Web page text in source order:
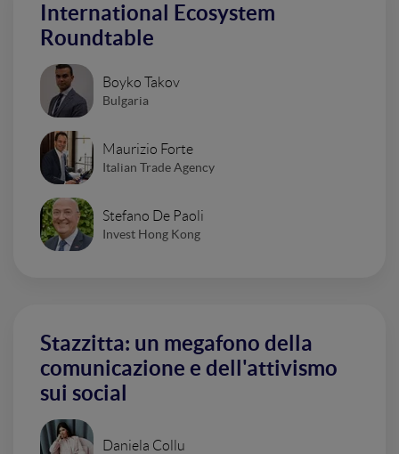
International Ecosystem
Roundtable
Boyko Takov
Bulgaria
Maurizio Forte
Italian Trade Agency
Stefano De Paoli
Invest Hong Kong
Stazzitta: un megafono della
comunicazione e dell'attivismo
sui social
Daniela Collu